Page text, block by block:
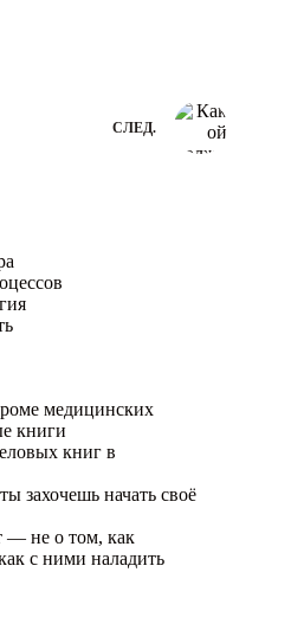
СЛЕД.
медицинских
книги
книг в
захочешь начать своё
— не о том, как
с ними наладить